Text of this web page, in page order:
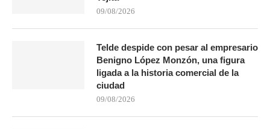
09/08/2026
Telde despide con pesar al empresario
Benigno López Monzón, una figura
ligada a la historia comercial de la
ciudad
09/08/2026